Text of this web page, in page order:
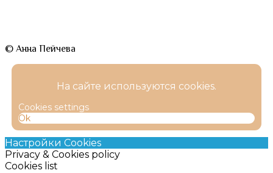
© Анна Пейчева
На сайте используются cookies.
Cookies settings
Ok
Настройки Cookies
Privacy & Cookies policy
Cookies list